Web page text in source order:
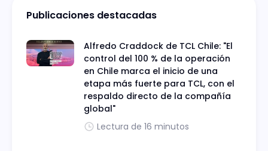
Publicaciones destacadas
Alfredo Craddock de TCL Chile: "El
control del 100 % de la operación
en Chile marca el inicio de una
etapa más fuerte para TCL, con el
respaldo directo de la compañía
global"
Lectura de 16 minutos